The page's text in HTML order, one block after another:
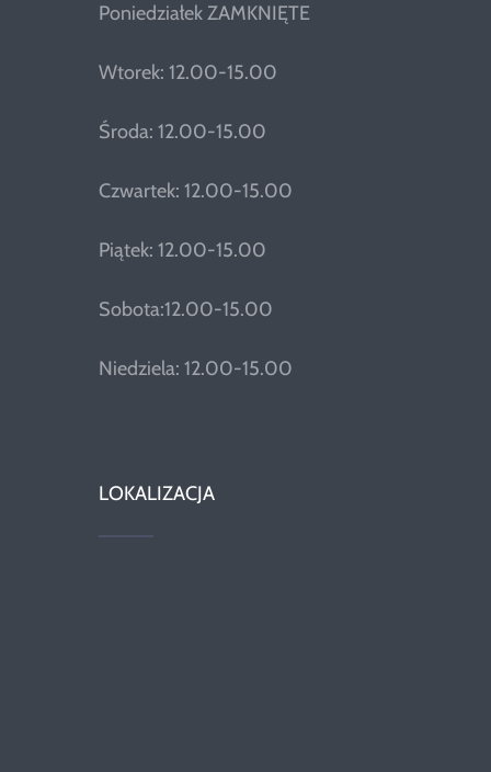
Poniedziałek ZAMKNIĘTE
Wtorek: 12.00-15.00
Środa: 12.00-15.00
Czwartek: 12.00-15.00
Piątek: 12.00-15.00
Sobota:12.00-15.00
Niedziela: 12.00-15.00
LOKALIZACJA